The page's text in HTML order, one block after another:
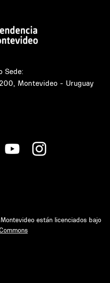
Sede:
Montevideo - Uruguay
están licenciados bajo